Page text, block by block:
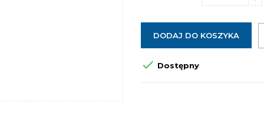
DODAJ DO KOSZYKA
 Dostępny